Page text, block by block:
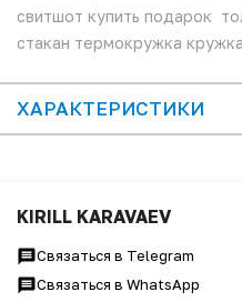
свитшот купить подарок
стакан термокружка
ХАРАКТЕРИСТИКИ
KIRILL KARAVAEV
Связаться в Telegram
Связаться в WhatsApp